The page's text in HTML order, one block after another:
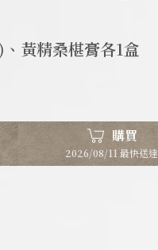
黃精桑椹膏各1盒
購買
2026/08/11 最快送達